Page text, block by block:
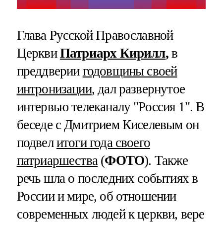
Глава Русской Православной
ЦерквиПатриарх Кирилл,в
преддверии годовщины своей
интронизации, дал развернутое
интервью телеканалу "Россия 1". В
беседе с Дмитрием Киселевым он
подвелитоги года своего
патриаршества (ФОТО). Также
речь шла о последних событиях в
России и мире, об отношении
современных людей к церкви, вере